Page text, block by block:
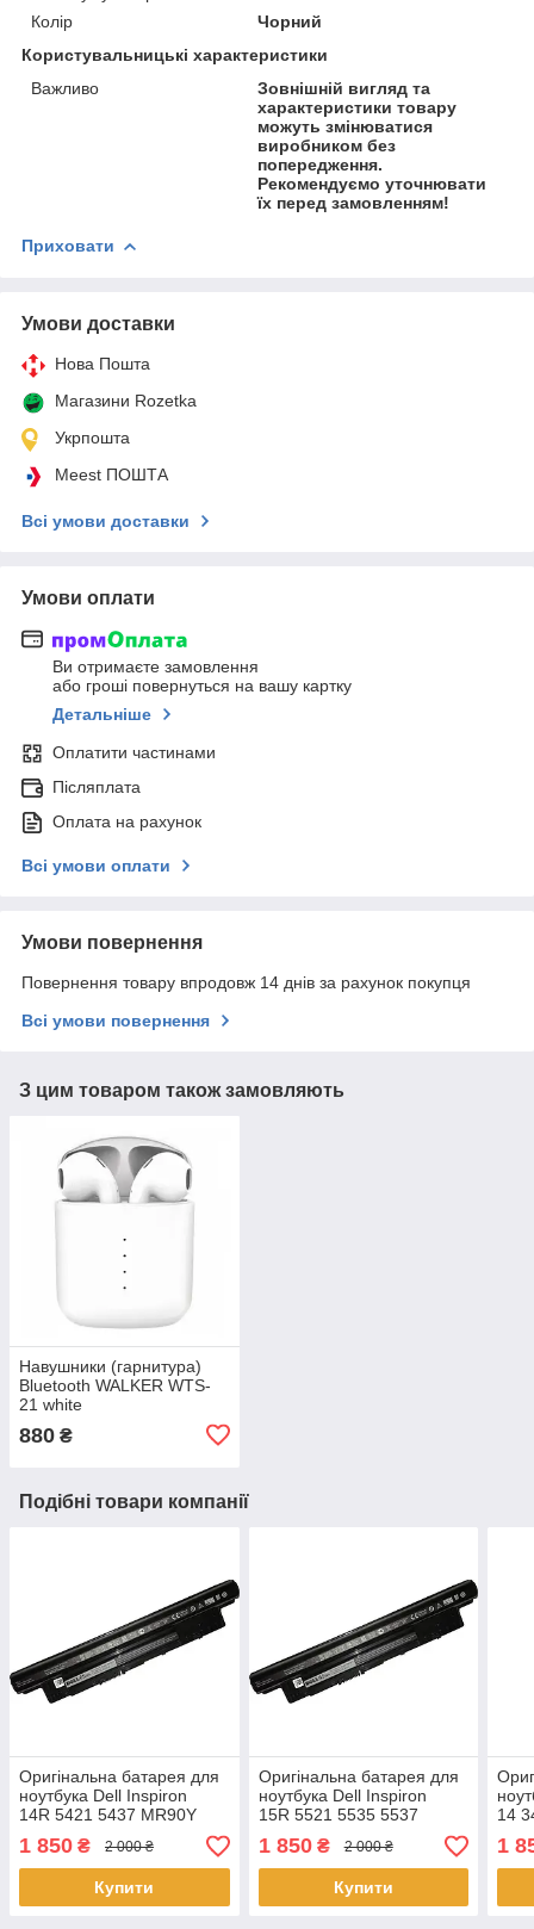
Колір
Чорний
Користувальницькі характеристики
Важливо
Зовнішній вигляд та
характеристики товару
можуть змінюватися
виробником без
попередження.
Рекомендуємо уточнювати
їх перед замовленням!
Приховати
Умови доставки
Нова Пошта
Магазини Rozetka
Укрпошта
Meest ПОШТА
Всі умови доставки
Умови оплати
Ви отримаєте замовлення
або гроші повернуться на вашу картку
Детальніше
Оплатити частинами
Післяплата
Оплата на рахунок
Всі умови оплати
Умови повернення
Повернення товару впродовж 14 днів за рахунок покупця
Всі умови повернення
З цим товаром також замовляють
Навушники (гарнитура)
Bluetooth WALKER WTS-
21 white
880 ₴
Подібні товари компанії
Оригінальна батарея для
ноутбука Dell Inspiron
14R 5421 5437 MR90Y
1 850 ₴ 2 000 ₴
Купити
Оригінальна батарея для
ноутбука Dell Inspiron
15R 5521 5535 5537
MR90Y
1 850₴ 2 000 ₴
Купити
14
1